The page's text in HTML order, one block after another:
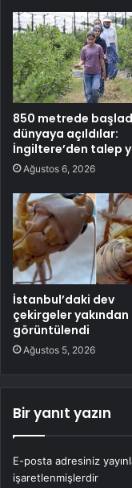
850 metrede
dünyaya açıldılar:
İngiltere’den talep
Ağustos 6, 2026
İstanbul’daki dev
çekirgeler yakından
görüntülendi
Ağustos 5, 2026
Bir yanıt yazın
E-posta adresiniz
işaretlenmişlerdir